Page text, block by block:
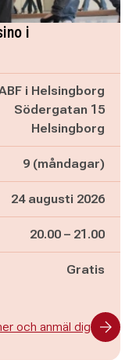
i
i Helsingborg
Södergatan 15
Helsingborg
9 (måndagar)
24 augusti 2026
Pågår mellan
20.00 – och
21.00
Gratis
och anmäl dig